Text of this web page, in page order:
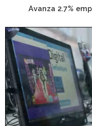
Avanza 2.7%